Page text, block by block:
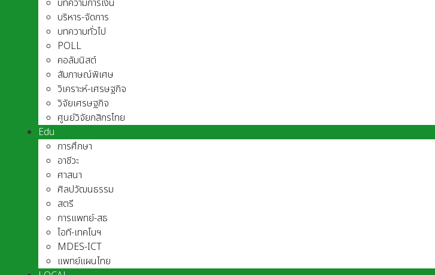
บทความการเงิน
บริหาร-จัดการ
บทความทั่วไป
POLL
คอลัมนิสต์
สัมภาษณ์พิเศษ
วิเคราะห์-เศรษฐกิจ
วิจัยเศรษฐกิจ
ศูนย์วิจัยกสิกรไทย
Edu
การศึกษา
อาชีวะ
ศาสนา
ศิลปวัฒนธรรม
สตรี
การแพทย์-สธ
ไอที-เทคโนฯ
MDES-ICT
แพทย์แผนไทย